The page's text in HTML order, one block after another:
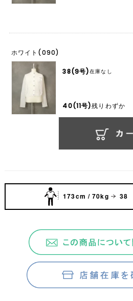
ホワイト(090)
38(9号)在庫なし
40(11号)残りわずか
173cm / 70kg 38